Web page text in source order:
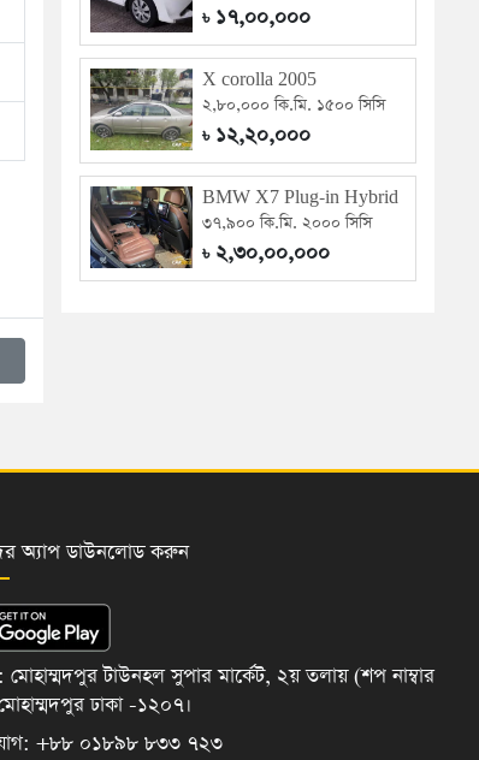
৳১৭,০০,০০০
X corolla 2005
২,৮০,০০০ কি.মি. ১৫০০ সিসি
৳১২,২০,০০০
BMW X7 Plug-in Hybrid
৩৭,৯০০ কি.মি. ২০০০ সিসি
৳২,৩০,০০,০০০
অ্যাপ ডাউনলোড করুন
মোহাম্মদপুর টাউনহল সুপার মার্কেট, ২য় তলায় (শপ নাম্বার
ঢাকা -১২০৭।
+৮৮ ০১৮৯৮ ৮৩৩ ৭২৩